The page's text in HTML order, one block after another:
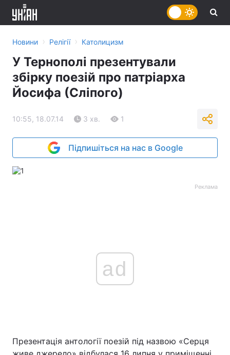
Новини › Релігії › Католицизм
У Тернополі презентували
збірку поезій про патріарха
Йосифа (Сліпого)
10:55, 18.07.14 3 хв. 1
Підпишіться на нас в Google
Реклама
ad
Презентація антології поезій під назвою «Серця